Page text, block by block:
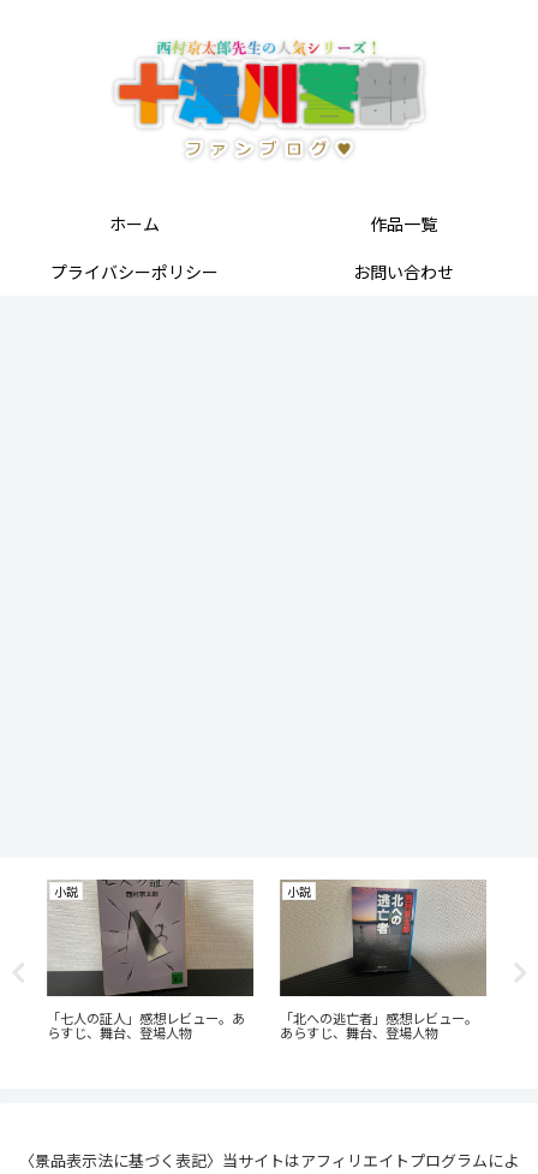
ホーム
作品一覧
プライバシーポリシー
お問い合わせ
小説
「七人の証人」感想レビュー。あ
らすじ、舞台、登場人物
小説
「北への逃亡者」感想レビュー。
あらすじ、舞台、登場人物
〈景品表示法に基づく表記〉当サイトはアフィリエイトプログラムによ